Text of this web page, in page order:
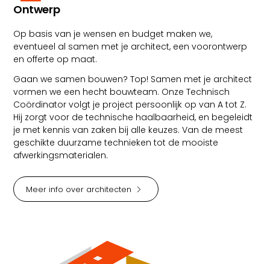
Ontwerp
Op basis van je wensen en budget maken we,
eventueel al samen met je architect, een voorontwerp
en offerte op maat.
Gaan we samen bouwen? Top! Samen met je architect
vormen we een hecht bouwteam. Onze Technisch
Coördinator volgt je project persoonlijk op van A tot Z.
Hij zorgt voor de technische haalbaarheid, en begeleidt
je met kennis van zaken bij alle keuzes. Van de meest
geschikte duurzame technieken tot de mooiste
afwerkingsmaterialen.
Meer info over architecten